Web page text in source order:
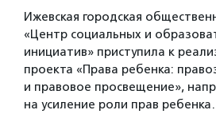
Ижевская городская
«Центр социальных и
инициатив» приступила к
проекта «Права ребенка:
и правовое просвещение»,
на усиление роли прав